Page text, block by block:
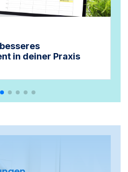
in deiner Praxis